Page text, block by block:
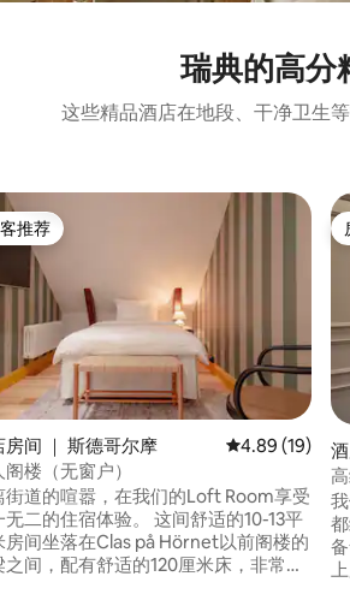
瑞典的高分
这些精品酒店在地段、干净卫生
满分 5 分），共 20 条评价
推荐
推荐
房间 ｜ 斯德哥尔摩 平均评分 4.89
4.89 (19)
楼（无窗户）
街道的喧嚣，在我们的Loft Room享受
无二的住宿体验。 这间舒适的10-13平
房间坐落在Clas på Hörnet以前阁楼的
之间，配有舒适的120厘米床，非常适